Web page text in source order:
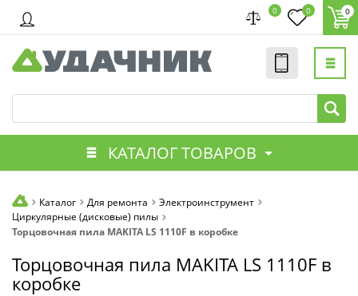
0 0 0
КАТАЛОГ ТОВАРОВ
Каталог Для ремонта
Электроинструмент
Циркулярные (дисковые) пилы
Торцовочная пила MAKITA LS 1110F в коробке
Торцовочная пила MAKITA LS 1110F в
коробке